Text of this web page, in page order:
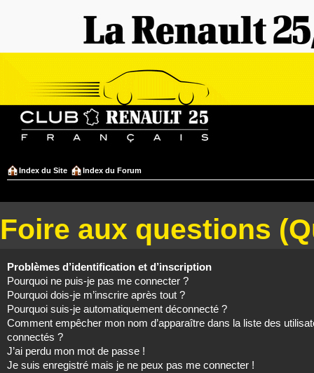
Index du Site Index du Forum
Foire aux questions
Problèmes d’identification et d’inscription
Pourquoi ne puis-je pas me connecter ?
Pourquoi dois-je m’inscrire après tout ?
Pourquoi suis-je automatiquement déconnecté ?
Comment empêcher mon nom d’apparaître dans la liste des
connectés ?
J’ai perdu mon mot de passe !
Je suis enregistré mais je ne peux pas me connecter !